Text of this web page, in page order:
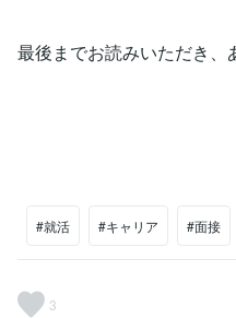
最後までお読みいただき、
#就活 #キャリア #面接
3